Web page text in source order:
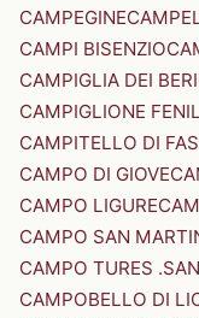
CAMPEGINE
CAMPI BISENZIO
CAMPIGLIA DEI
CAMPIGLIONE
CAMPITELLO DI
CAMPO DI GIOVE
CAMPO LIGURE
CAMPO SAN
CAMPO TURES
CAMPOBELLO DI